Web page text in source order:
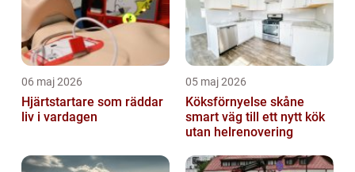
06 maj 2026
Hjärtstartare som räddar
liv i vardagen
05 maj 2026
Köksförnyelse skåne
smart väg till ett nytt kök
utan helrenovering